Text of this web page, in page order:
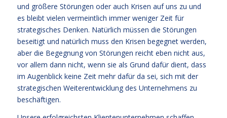
und größere Störungen oder auch Krisen auf uns zu und
es bleibt vielen vermeintlich immer weniger Zeit für
strategisches Denken. Natürlich müssen die Störungen
beseitigt und natürlich muss den Krisen begegnet werden,
aber die Begegnung von Störungen reicht eben nicht aus,
vor allem dann nicht, wenn sie als Grund dafür dient, dass
im Augenblick keine Zeit mehr dafür da sei, sich mit der
strategischen Weiterentwicklung des Unternehmens zu
beschäftigen.